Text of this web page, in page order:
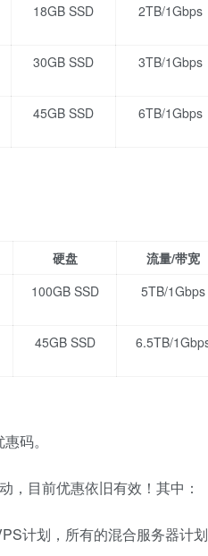
18GB SSD 2TB/1Gbps
30GB SSD 3TB/1Gbps
45GB SSD 6TB/1Gbps
硬盘 流量/带宽
100GB SSD 5TB/1Gbps
45GB SSD 6.5TB/
码。
，目前优惠依旧有效！其中：
计划，所有的混合服务器计